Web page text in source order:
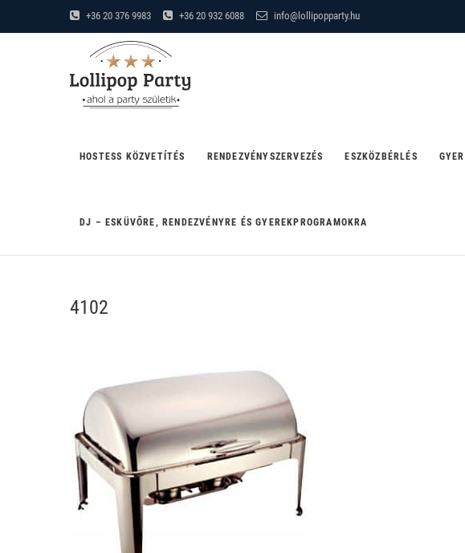
to
+36 20 376 9983 +36 20 932 6088 info@lollipopparty.hu
HOSTESS KÖZVETÍTÉS RENDEZVÉNYSZERVEZÉS ESZKÖZBÉRLÉS
DJ – ESKÜVŐRE, RENDEZVÉNYRE ÉS GYEREKPROGRAMOKRA
4102